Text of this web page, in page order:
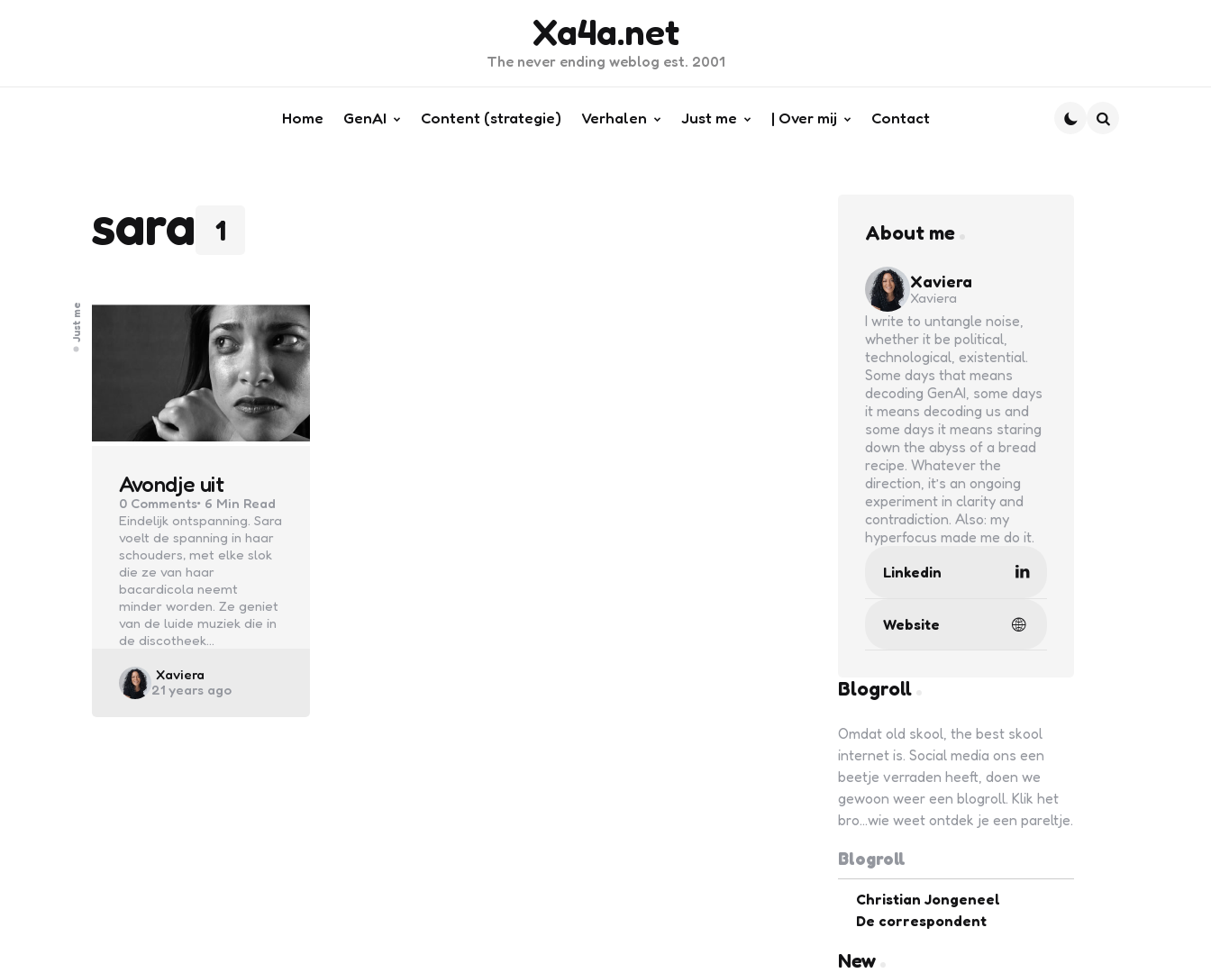
Xa4a.net
The never ending weblog est. 2001
Home GenAI Content (strategie) Verhalen Just me | Over mij Contact
1
sara
Just me
Avondje uit
0 Comments 6 Min Read
Eindelijk ontspanning. Sara
voelt de spanning in haar
schouders, met elke slok
die ze van haar
bacardicola neemt
minder worden. Ze geniet
van de luide muziek die in
de discotheek…
Posted
by
Xaviera
21 years ago
About me
Xaviera
Xaviera
I write to untangle noise,
whether it be political,
technological, existential.
Some days that means
decoding GenAI, some days
it means decoding us and
some days it means staring
down the abyss of a bread
recipe. Whatever the
direction, it’s an ongoing
experiment in clarity and
contradiction. Also: my
hyperfocus made me do it.
Linkedin
Website
Blogroll
Omdat old skool, the best skool
internet is. Social media ons een
beetje verraden heeft, doen we
gewoon weer een blogroll. Klik het
bro...wie weet ontdek je een pareltje.
Blogroll
Christian Jongeneel
De correspondent
New